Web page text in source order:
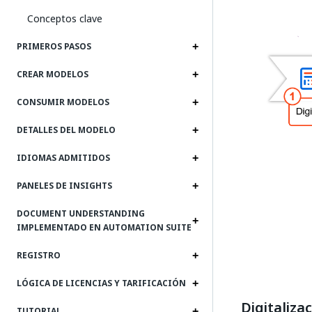
Conceptos clave
PRIMEROS PASOS
CREAR MODELOS
CONSUMIR MODELOS
DETALLES DEL MODELO
IDIOMAS ADMITIDOS
PANELES DE INSIGHTS
DOCUMENT UNDERSTANDING
IMPLEMENTADO EN AUTOMATION SUITE
REGISTRO
LÓGICA DE LICENCIAS Y TARIFICACIÓN